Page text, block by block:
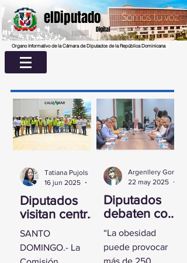
elDiputado
Digital
Organo Informativo de la Cámara de Diputados de la República Dominicana
Diputados
visitan centro
UASD La
Romana para
conocer
SANTO
DOMINGO.- La
Tatiana Pujols
16 jun 2025
Diputados
debaten con
experta
sobre la
obesidad
“La obesidad
puede provocar
más de 250
22 may 2025